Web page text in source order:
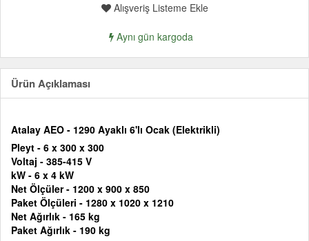
Alışveriş Listeme Ekle
Aynı gün kargoda
Ürün Açıklaması
Atalay AEO - 1290 Ayaklı 6'lı Ocak (Elektrikli)
Pleyt - 6 x 300 x 300
Voltaj - 385-415 V
kW - 6 x 4 kW
Net Ölçüler - 1200 x 900 x 850
Paket Ölçüleri - 1280 x 1020 x 1210
Net Ağırlık - 165 kg
Paket Ağırlık - 190 kg